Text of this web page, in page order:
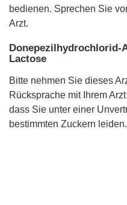
bedienen. Sprechen Sie
Arzt.
Donepezilhydrochlorid-
Lactose
Bitte nehmen Sie dieses
Rücksprache mit Ihrem
dass Sie unter einer
bestimmten Zuckern leiden.